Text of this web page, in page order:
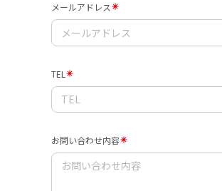
メールアドレス
TEL
お問い合わせ内容